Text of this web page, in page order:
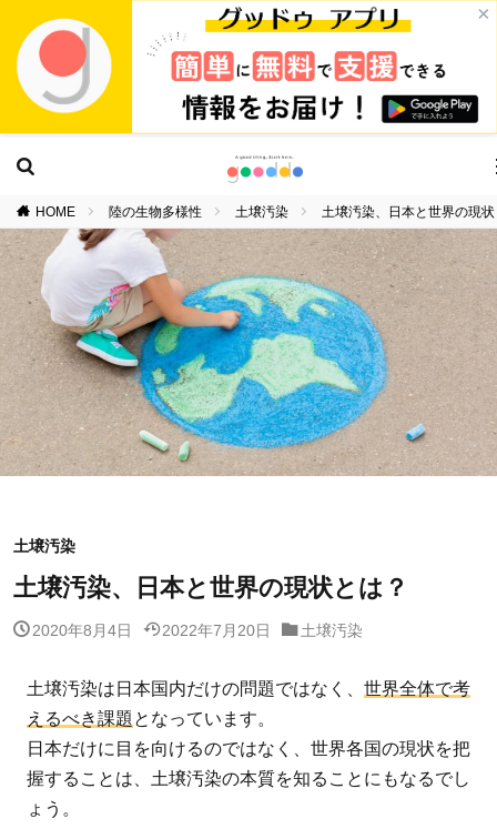
×
HOME 陸の生物多様性 土壌汚染 土壌汚染、日本と世界の現
土壌汚染
土壌汚染、日本と世界の現状とは？
2020年8月4日 2022年7月20日 土壌汚染
土壌汚染は日本国内だけの問題ではなく、 世界全体で考
えるべき課題 となっています。
日本だけに目を向けるのではなく、世界各国の現状を把
握することは、土壌汚染の本質を知ることにもなるでし
ょう。